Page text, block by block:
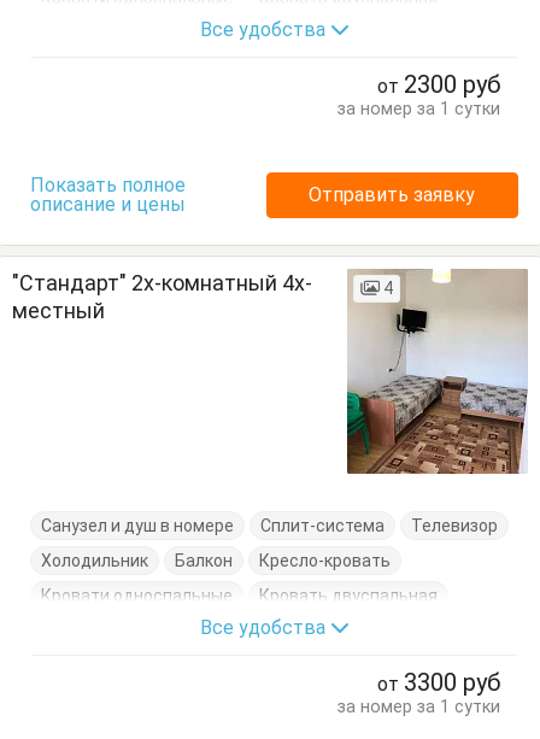
Стулья Тумбочки
Все удобства
от 2300 руб
за номер за 1 сутки
Показать полное
описание и цены
Отправить заявку
"Стандарт" 2х-комнатный 4х-
местный
4
Санузел и душ в номере Сплит-система
Телевизор
Холодильник
Балкон
Кресло-кровать
Кровати односпальные
Кровать двуспальная
Стулья Тумбочки
Все удобства
от 3300 руб
за номер за 1 сутки